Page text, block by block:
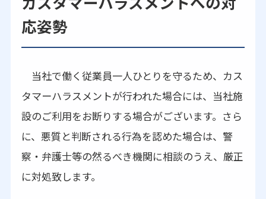
応姿勢
当社で働く従業員一人ひとりを守るため、カス
タマーハラスメントが行われた場合には、当社施
設のご利用をお断りする場合がございます。さら
に、悪質と判断される行為を認めた場合は、警
察・弁護士等の然るべき機関に相談のうえ、厳正
に対処致します。